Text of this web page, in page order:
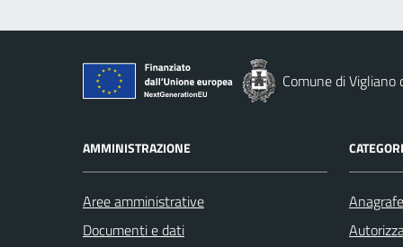
Comune di Vigliano
AMMINISTRAZIONE
Aree amministrative
Documenti e dati